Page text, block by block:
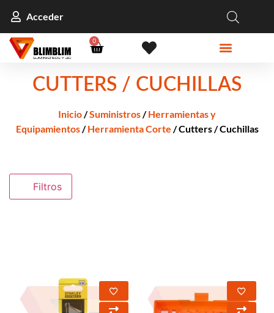
Acceder
0
CUTTERS / CUCHILLAS
Inicio/Suministros/Herramientas y
Equipamientos/Herramienta Corte / Cutters / Cuchillas
Filtros